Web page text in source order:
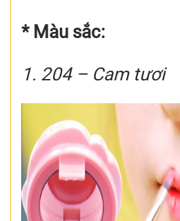
* Màu sắc:
1. 204 – Cam tươi